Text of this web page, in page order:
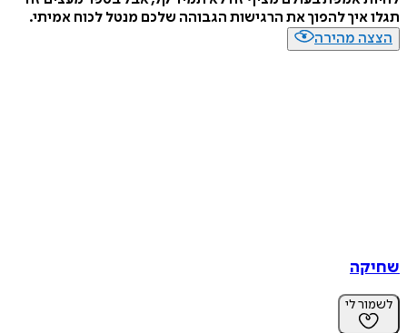
איך להפוך את הרגישות הגבוהה שלכם מנטל לכוח אמיתי.
מהירה
לי